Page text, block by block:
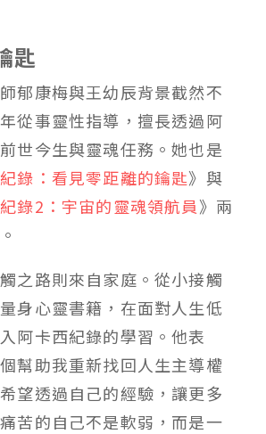
匙
郁康梅與王幼辰背景截然不
從事靈性指導，擅長透過阿
世今生與靈魂任務。她也是
錄：看見零距離的鑰匙》與
錄2：宇宙的靈魂領航員》兩
之路則來自家庭。從小接觸
身心靈書籍，在面對人生低
阿卡西紀錄的學習。他表
幫助我重新找回人生主導權
望透過自己的經驗，讓更多
苦的自己不是軟弱，而是一